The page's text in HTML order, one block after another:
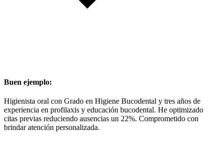
Buen ejemplo:
Higienista oral con Grado en Higiene Bucodental y tres años de
experiencia en profilaxis y educación bucodental. He optimizado
citas previas reduciendo ausencias un 22%. Comprometido con
brindar atención personalizada.